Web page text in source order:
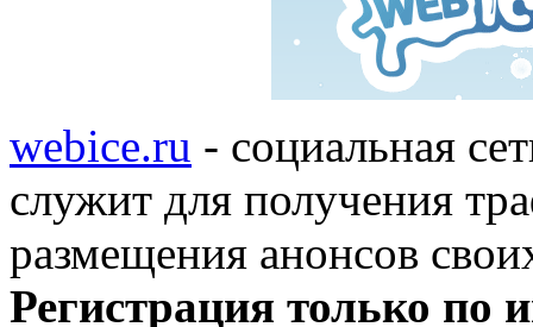
webice.ru - социальная
служит для получения
размещения анонсов
Регистрация только по